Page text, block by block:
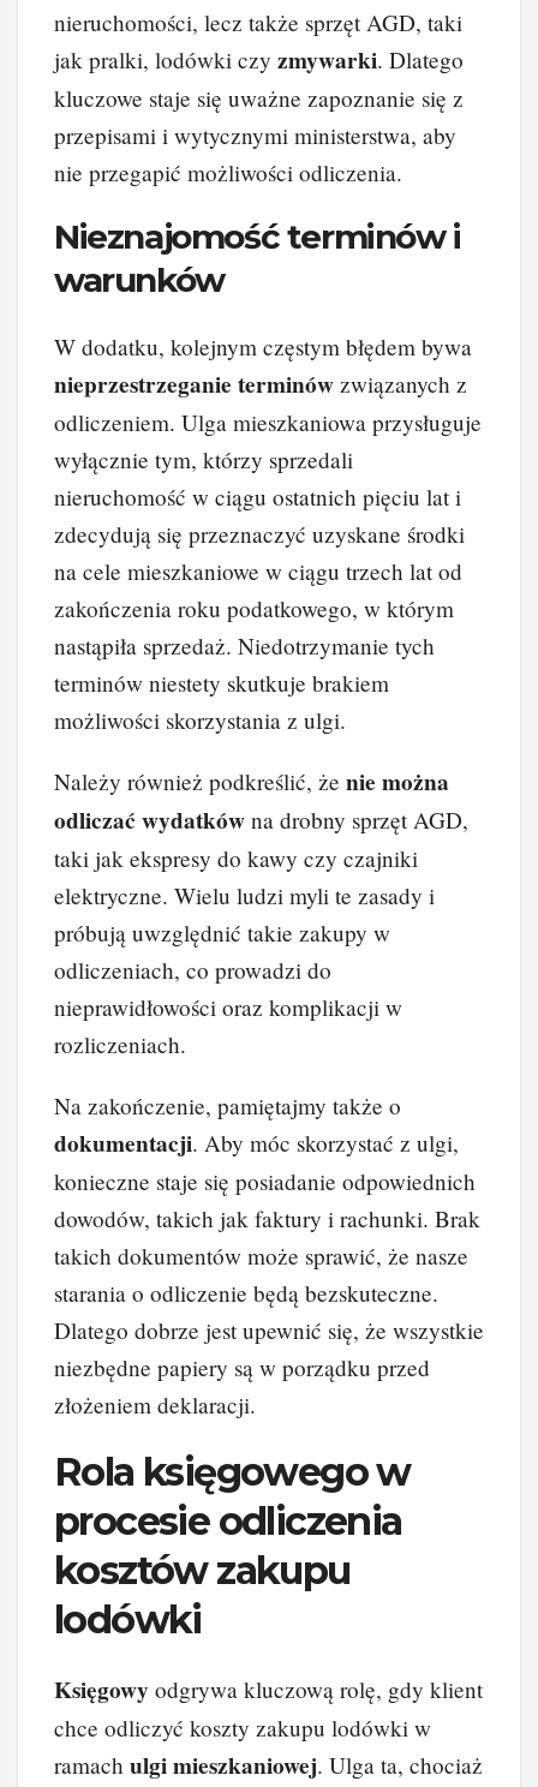
nieruchomości, lecz także sprzęt AGD, taki
jak pralki, lodówki czy zmywarki. Dlatego
kluczowe staje się uważne zapoznanie się z
przepisami i wytycznymi ministerstwa, aby
nie przegapić możliwości odliczenia.
Nieznajomość terminów i
warunków
W dodatku, kolejnym częstym błędem bywa
nieprzestrzeganie terminów związanych z
odliczeniem. Ulga mieszkaniowa przysługuje
wyłącznie tym, którzy sprzedali
nieruchomość w ciągu ostatnich pięciu lat i
zdecydują się przeznaczyć uzyskane środki
na cele mieszkaniowe w ciągu trzech lat od
zakończenia roku podatkowego, w którym
nastąpiła sprzedaż. Niedotrzymanie tych
terminów niestety skutkuje brakiem
możliwości skorzystania z ulgi.
Należy również podkreślić, że nie można
odliczać wydatków na drobny sprzęt AGD,
taki jak ekspresy do kawy czy czajniki
elektryczne. Wielu ludzi myli te zasady i
próbują uwzględnić takie zakupy w
odliczeniach, co prowadzi do
nieprawidłowości oraz komplikacji w
rozliczeniach.
Na zakończenie, pamiętajmy także o
dokumentacji. Aby móc skorzystać z ulgi,
konieczne staje się posiadanie odpowiednich
dowodów, takich jak faktury i rachunki. Brak
takich dokumentów może sprawić, że nasze
starania o odliczenie będą bezskuteczne.
Dlatego dobrze jest upewnić się, że wszystkie
niezbędne papiery są w porządku przed
złożeniem deklaracji.
Rola księgowego w
procesie odliczenia
kosztów zakupu
lodówki
Księgowy odgrywa kluczową rolę, gdy klient
chce odliczyć koszty zakupu lodówki w
ramach ulgi mieszkaniowej. Ulga ta, chociaż